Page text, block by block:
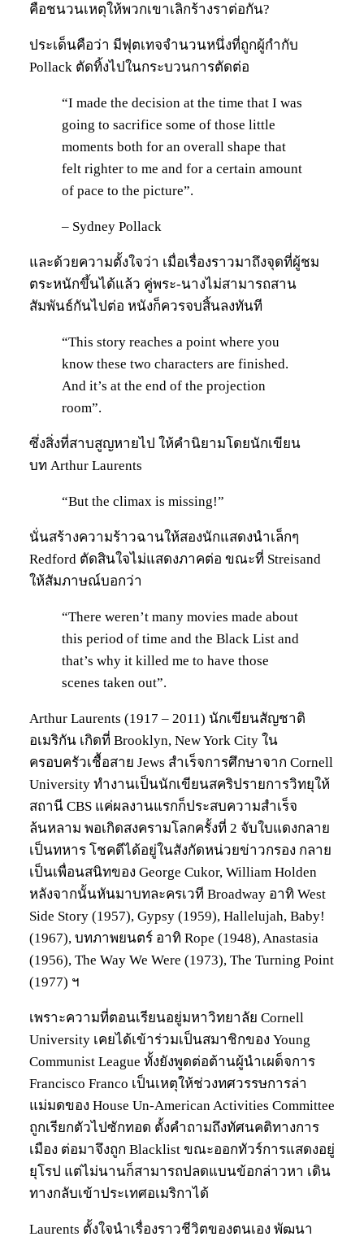
คือชนวนเหตุให้พวกเขาเลิกร้างราต่อกัน?
ประเด็นคือว่า มีฟุตเทจจำนวนหนึ่งที่ถูกผู้กำกับ
Pollack ตัดทิ้งไปในกระบวนการตัดต่อ
“I made the decision at the time that I was
going to sacrifice some of those little
moments both for an overall shape that
felt righter to me and for a certain amount
of pace to the picture”.
– Sydney Pollack
และด้วยความตั้งใจว่า เมื่อเรื่องราวมาถึงจุดที่ผู้ชม
ตระหนักขึ้นได้แล้ว คู่พระ-นางไม่สามารถสาน
สัมพันธ์กันไปต่อ หนังก็ควรจบสิ้นลงทันที
“This story reaches a point where you
know these two characters are finished.
And it’s at the end of the projection
room”.
ซึ่งสิ่งที่สาบสูญหายไป ให้คำนิยามโดยนักเขียน
บท Arthur Laurents
“But the climax is missing!”
นั่นสร้างความร้าวฉานให้สองนักแสดงนำเล็กๆ
Redford ตัดสินใจไม่แสดงภาคต่อ ขณะที่ Streisand
ให้สัมภาษณ์บอกว่า
“There weren’t many movies made about
this period of time and the Black List and
that’s why it killed me to have those
scenes taken out”.
Arthur Laurents (1917 – 2011) นักเขียนสัญชาติ
อเมริกัน เกิดที่ Brooklyn, New York City ใน
ครอบครัวเชื้อสาย Jews สำเร็จการศึกษาจาก Cornell
University ทำงานเป็นนักเขียนสคริปรายการวิทยุให้
สถานี CBS แค่ผลงานแรกก็ประสบความสำเร็จ
ล้นหลาม พอเกิดสงครามโลกครั้งที่ 2 จับใบแดงกลาย
เป็นทหาร โชคดีได้อยู่ในสังกัดหน่วยข่าวกรอง กลาย
เป็นเพื่อนสนิทของ George Cukor, William Holden
หลังจากนั้นหันมาบทละครเวที Broadway อาทิ West
Side Story (1957), Gypsy (1959), Hallelujah, Baby!
(1967), บทภาพยนตร์ อาทิ Rope (1948), Anastasia
(1956), The Way We Were (1973), The Turning Point
(1977) ฯ
เพราะความที่ตอนเรียนอยู่มหาวิทยาลัย Cornell
University เคยได้เข้าร่วมเป็นสมาชิกของ Young
Communist League ทั้งยังพูดต่อต้านผู้นำเผด็จการ
Francisco Franco เป็นเหตุให้ช่วงทศวรรษการล่า
แม่มดของ House Un-American Activities Committee
ถูกเรียกตัวไปซักทอด ตั้งคำถามถึงทัศนคติทางการ
เมือง ต่อมาจึงถูก Blacklist ขณะออกทัวร์การแสดงอยู่
ยุโรป แต่ไม่นานก็สามารถปลดแบนข้อกล่าวหา เดิน
ทางกลับเข้าประเทศอเมริกาได้
Laurents ตั้งใจนำเรื่องราวชีวิตของตนเอง พัฒนา